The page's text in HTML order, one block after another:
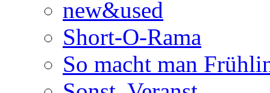
new&used
Short-O-Rama
So macht man